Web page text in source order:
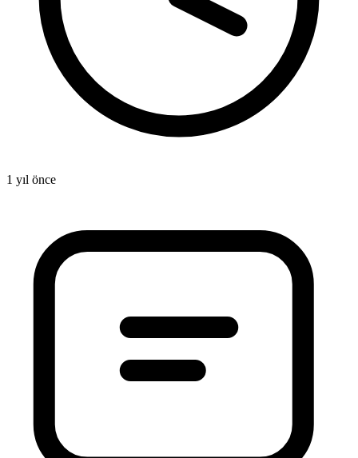
1 yıl önce